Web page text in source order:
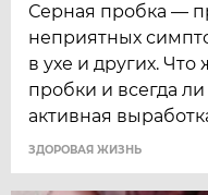
Серная пробка —
неприятных
в ухе и других.
пробки и всегда
активная
ЗДОРОВАЯ ЖИЗНЬ